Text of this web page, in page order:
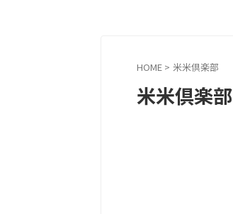
HOME > 米米倶楽部
米米倶楽部